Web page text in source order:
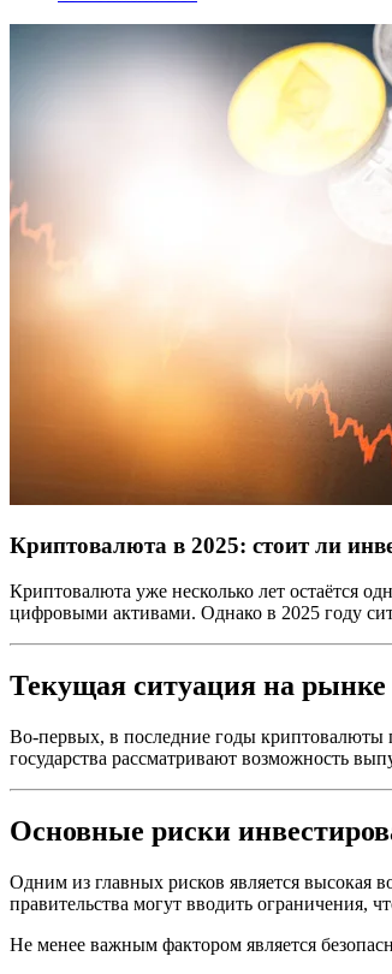
Криптовалюта в 2025: стоит ли
Криптовалюта уже несколько лет остаётся
цифровыми активами. Однако в 2025 году
Текущая ситуация на
Во-первых, в последние годы криптовалюты
государства рассматривают возможность
Основные риски
Одним из главных рисков является высокая
правительства могут вводить ограничения,
Не менее важным фактором является